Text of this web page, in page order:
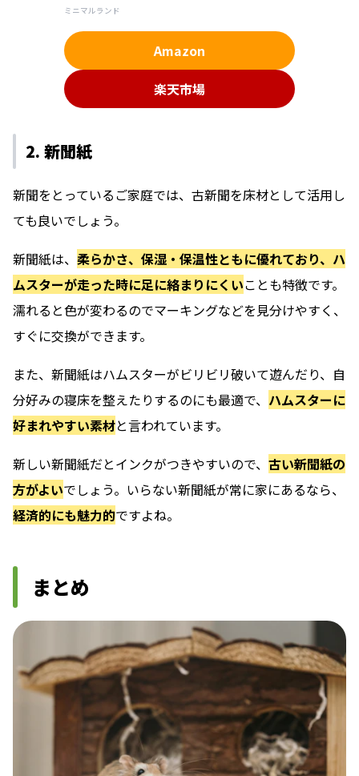
ミニマルランド
Amazon
楽天市場
2. 新聞紙
新聞をとっているご家庭では、古新聞を床材として活用し
ても良いでしょう。
新聞紙は、 柔らかさ、保湿・保温性ともに優れており、ハ
ムスターが走った時に足に絡まりにくいことも特徴です。
濡れると色が変わるのでマーキングなどを見分けやすく、
すぐに交換ができます。
また、新聞紙はハムスターがビリビリ破いて遊んだり、自
分好みの寝床を整えたりするのにも最適で、 ハムスターに
好まれやすい素材と言われています。
新しい新聞紙だとインクがつきやすいので、 古い新聞紙の
方がよいでしょう。いらない新聞紙が常に家にあるなら、
経済的にも魅力的ですよね。
まとめ